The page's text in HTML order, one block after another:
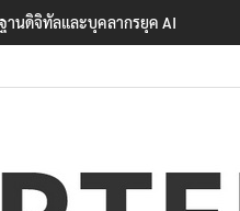
ฐานดิจิทัลและบุคลากรยุค AI